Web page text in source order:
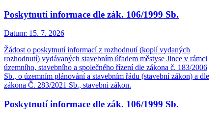
Poskytnutí informace dle zák. 106/1999 Sb.
Datum: 15. 7. 2026
Žádost o poskytnutí informací z rozhodnutí (kopií vydaných
rozhodnutí) vydávaných stavebním úřadem městyse Jince v rámci
územního, stavebního a společného řízení dle zákona č. 183/2006
Sb., o územním plánování a stavebním řádu (stavební zákon) a dle
zákona Č. 283/2021 Sb., stavební zákon.
Poskytnutí informace dle zák. 106/1999 Sb.